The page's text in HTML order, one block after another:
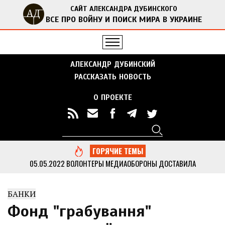
САЙТ АЛЕКСАНДРА ДУБИНСКОГО
ВСЕ ПРО ВОЙНУ И ПОИСК МИРА В УКРАИНЕ
АЛЕКСАНДР ДУБИНСКИЙ
РАССКАЗАТЬ НОВОСТЬ
О ПРОЕКТЕ
Форма поискаГОРЯЧИЕ ТЕМЫ
05.05.2022 ВОЛОНТЕРЫ МЕДИАОБОРОНЫ ДОСТАВИЛА
13.05.2022
ПРИВЕЗ ГУМАНИТАРНУЮ ПОМОЩЬ В КИЕВСКУЮ ОБЛАСТЬ
05.05.2022
МЕДИАОБОРОНА ПЕРЕДАЛА В НАЦПОЛИЦИЮ МНОГО
БАНКИ
Фонд "грабування"